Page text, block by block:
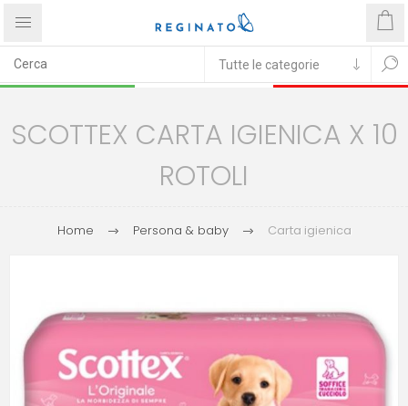
SCOTTEX CARTA IGIENICA X 10
ROTOLI
Home Persona & baby Carta igienica